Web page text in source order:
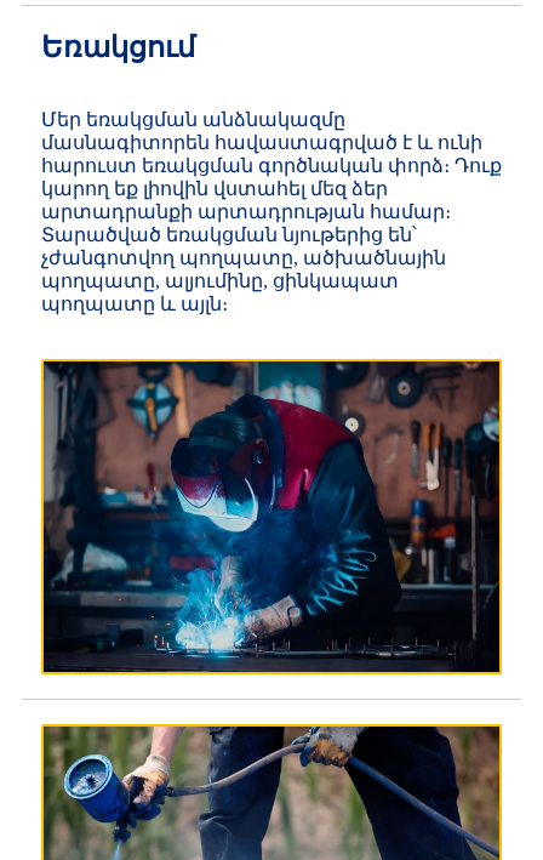
Եռակցում
Մեր եռակցման անձնակազմը
մասնագիտորեն հավաստագրված է և ունի
հարուստ եռակցման գործնական փորձ։ Դուք
կարող եք լիովին վստահել մեզ ձեր
արտադրանքի արտադրության համար։
Տարածված եռակցման նյութերից են՝
չժանգոտվող պողպատը, ածխածնային
պողպատը, ալյումինը, ցինկապատ
պողպատը և այլն։